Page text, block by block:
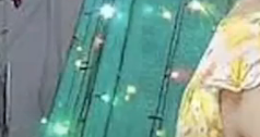
Danh sách phát
Videos